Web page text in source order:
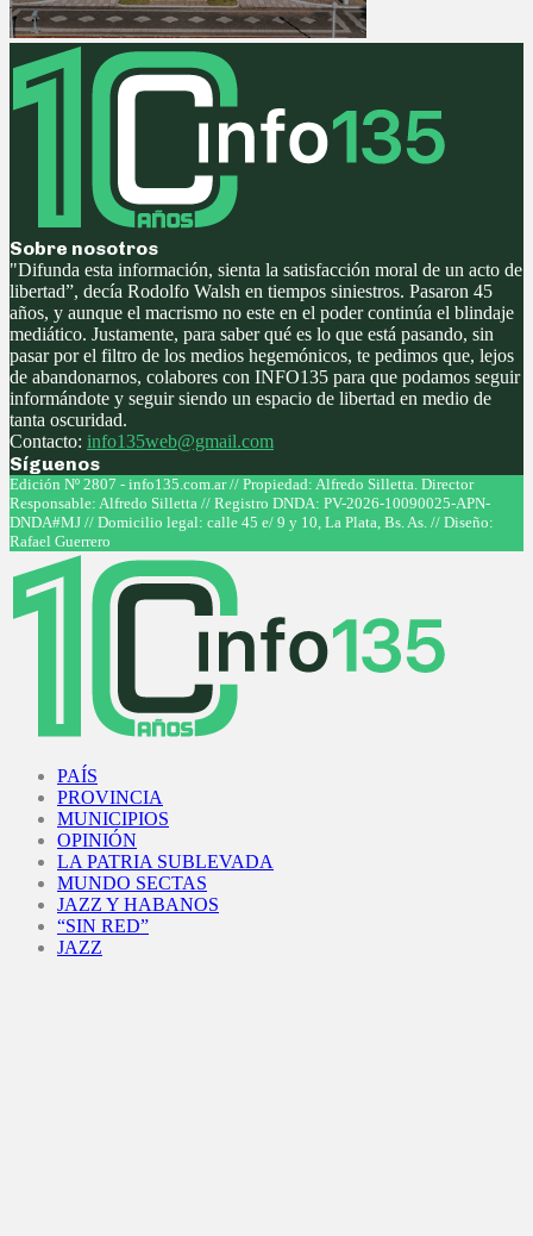
Sobre nosotros
"Difunda esta información, sienta la satisfacción moral de un acto de
libertad”, decía Rodolfo Walsh en tiempos siniestros. Pasaron 45
años, y aunque el macrismo no este en el poder continúa el blindaje
mediático. Justamente, para saber qué es lo que está pasando, sin
pasar por el filtro de los medios hegemónicos, te pedimos que, lejos
de abandonarnos, colabores con INFO135 para que podamos seguir
informándote y seguir siendo un espacio de libertad en medio de
tanta oscuridad.
Contacto: info135web@gmail.com
Síguenos
Facebook
Twitter
Instagram
Youtube
Edición Nº 2807 - info135.com.ar // Propiedad: Alfredo Silletta. Director
Responsable: Alfredo Silletta // Registro DNDA: PV-2026-10090025-APN-
DNDA#MJ // Domicilio legal: calle 45 e/ 9 y 10, La Plata, Bs. As. // Diseño:
Rafael Guerrero
PAÍS
PROVINCIA
MUNICIPIOS
OPINIÓN
LA PATRIA SUBLEVADA
MUNDO SECTAS
JAZZ Y HABANOS
“SIN RED”
JAZZ